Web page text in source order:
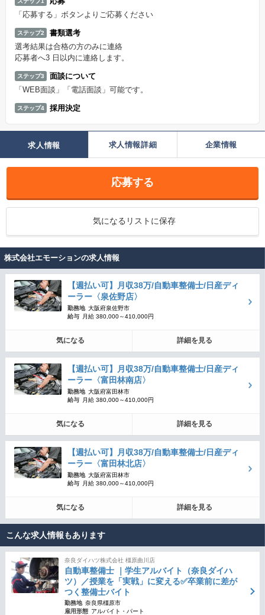
「応募する」ボタンよりご応募ください
ステップ2
書類選考
選考結果は合格の方のみに連絡
応募者へ3 日以内に連絡します。
ステップ3
面談について
「WEB面談」「電話面談」可能です。
ステップ4 採用決定
求人情報 求人情報詳細 企業情報
応募する
気になるリストに保存
株式会社エモーションの求人情報
【週払い可】月収38万/自動車整備士/日産ディ
ーラー〈泉佐野店〉
勤務地 大阪府泉佐野市
給与
月給 380,000～410,000円
気になる 詳細を見る
【週払い可】月収38万/自動車整備士/日産ディ
ーラー〈富田林南店〉
勤務地 大阪府富田林市
給与
月給 380,000～410,000円
気になる 詳細を見る
【週払い可】月収38万/自動車整備士/日産ディ
ーラー〈富田林北店〉
勤務地 大阪府富田林市
給与
月給 380,000～410,000円
気になる 詳細を見る
こんな求人情報もあります
奈良ダイハツ株式会社 橿原曲川店
自動車整備士 ｜学生アルバイト（奈良ダイハ
ツ）／授業を「実戦」に変える✅卒業前に差が
つく整備士バイト
勤務地 奈良県橿原市
雇用形態 アルバイト・パート